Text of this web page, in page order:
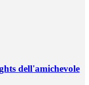
dell'amichevole